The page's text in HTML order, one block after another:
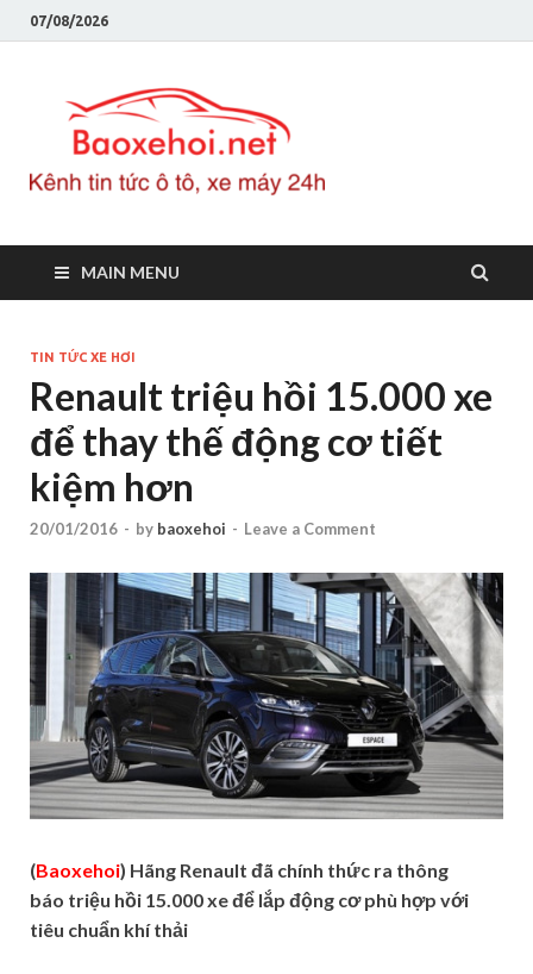
07/08/2026
MAIN MENU
TIN TỨC XE HƠI
Renault triệu hồi 15.000 xe
để thay thế động cơ tiết
kiệm hơn
20/01/2016 - by baoxehoi - Leave a Comment
(Baoxehoi) Hãng Renault đã chính thức ra thông
báo triệu hồi 15.000 xe để lắp động cơ phù hợp với
tiêu chuẩn khí thải